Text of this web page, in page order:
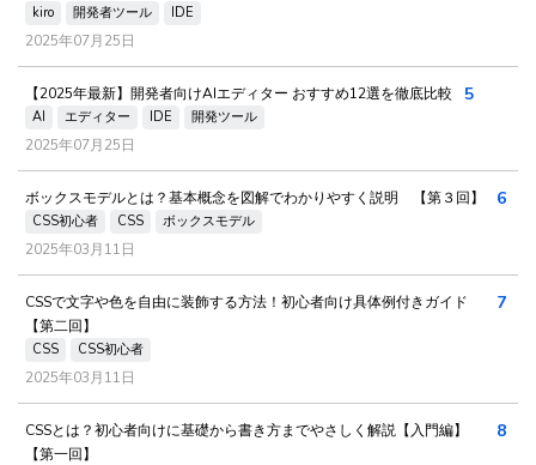
kiro 開発者ツール IDE
2025年07月25日
【2025年最新】開発者向けAIエディター おすすめ12選を徹底比較
AI エディター IDE 開発ツール
2025年07月25日
5
ボックスモデルとは？基本概念を図解でわかりやすく説明 【第３回】
CSS初心者 CSS ボックスモデル
2025年03月11日
6
CSSで文字や色を自由に装飾する方法！初心者向け具体例付きガイド
【第二回】
CSS CSS初心者
2025年03月11日
7
CSSとは？初心者向けに基礎から書き方までやさしく解説【入門編】
【第一回】
8